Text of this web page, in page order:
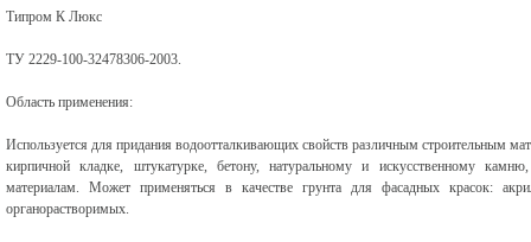
Типром К Люкс
ТУ 2229-100-32478306-2003.
Область применения:
Используется для придания водоотталкивающих свойств различным строительным
кирпичной кладке, штукатурке, бетону, натуральному и искусственному
материалам. Может применяться в качестве грунта для фасадных красок:
органорастворимых.